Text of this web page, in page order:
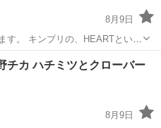
8月9日
す。 キンプリの、HEARTという
海町に取りに来れる方よろしく
CD
チカ ハチミツとクローバー
8月9日